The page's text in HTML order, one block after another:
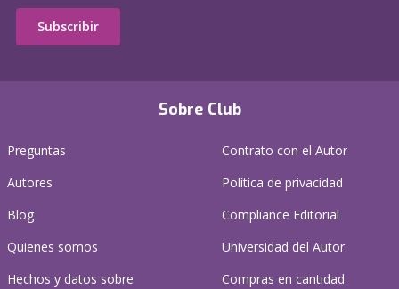
Sobre Club
Preguntas
Autores
Blog
Quienes somos
Hechos y datos sobre
Contrato con el Autor
Política de privacidad
Compliance Editorial
Universidad del Autor
Compras en cantidad
Subscribir